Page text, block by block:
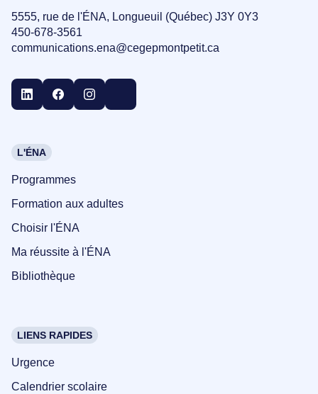
5555, rue de l'ÉNA, Longueuil (Québec) J3Y 0Y3
450-678-3561
communications.ena@cegepmontpetit.ca
L'ÉNA
Programmes
Formation aux adultes
Choisir l'ÉNA
Ma réussite à l'ÉNA
Bibliothèque
LIENS RAPIDES
Urgence
Calendrier scolaire